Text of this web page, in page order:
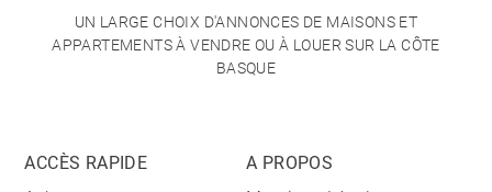
UN LARGE CHOIX D'ANNONCES DE MAISONS ET
APPARTEMENTS À VENDRE OU À LOUER SUR LA CÔTE
BASQUE
ACCÈS RAPIDE
A PROPOS